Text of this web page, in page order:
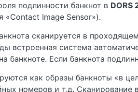
подлинности банкнот в DORS
«Contact Image Sensor»).
сканируется в
встроенная система
банкноте. Если банкнота
как образы банкноты «в
номеров и т.д. Сканирование